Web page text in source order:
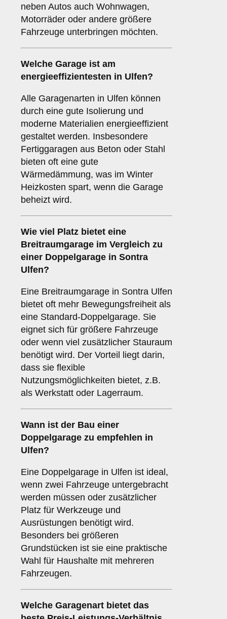
neben Autos auch Wohnwagen,
Motorräder oder andere größere
Fahrzeuge unterbringen möchten.
Welche Garage ist am
energieeffizientesten in Ulfen?
Alle Garagenarten in Ulfen können
durch eine gute Isolierung und
moderne Materialien energieeffizient
gestaltet werden. Insbesondere
Fertiggaragen aus Beton oder Stahl
bieten oft eine gute
Wärmedämmung, was im Winter
Heizkosten spart, wenn die Garage
beheizt wird.
Wie viel Platz bietet eine
Breitraumgarage im Vergleich zu
einer Doppelgarage in Sontra
Ulfen?
Eine Breitraumgarage in Sontra Ulfen
bietet oft mehr Bewegungsfreiheit als
eine Standard-Doppelgarage. Sie
eignet sich für größere Fahrzeuge
oder wenn viel zusätzlicher Stauraum
benötigt wird. Der Vorteil liegt darin,
dass sie flexible
Nutzungsmöglichkeiten bietet, z.B.
als Werkstatt oder Lagerraum.
Wann ist der Bau einer
Doppelgarage zu empfehlen in
Ulfen?
Eine Doppelgarage in Ulfen ist ideal,
wenn zwei Fahrzeuge untergebracht
werden müssen oder zusätzlicher
Platz für Werkzeuge und
Ausrüstungen benötigt wird.
Besonders bei größeren
Grundstücken ist sie eine praktische
Wahl für Haushalte mit mehreren
Fahrzeugen.
Welche Garagenart bietet das